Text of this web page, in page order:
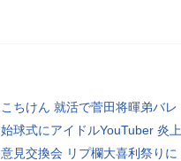
こちけん 就活で菅田将暉弟バレ
始球式にアイドルYouTuber 炎上
意見交換会 リプ欄大喜利祭りに